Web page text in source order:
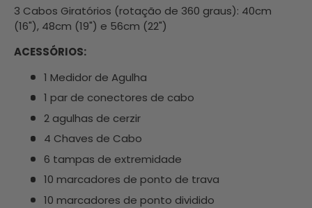
3 Cabos Giratórios (rotação de 360 ​​graus): 40cm
(16"), 48cm (19") e 56cm (22")
ACESSÓRIOS:
1 Medidor de Agulha
1 par de conectores de cabo
2 agulhas de cerzir
4 Chaves de Cabo
6 tampas de extremidade
10 marcadores de ponto de trava
10 marcadores de ponto dividido